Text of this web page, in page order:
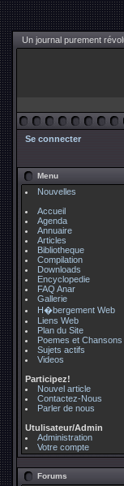
Un journal purement
Se connecter
Menu
Nouvelles
Accueil
Agenda
Annuaire
Articles
Bibliotheque
Compilation
Downloads
Encyclopedie
FAQ Anar
Gallerie
H�bergement Web
Liens Web
Plan du Site
Poemes et Chansons
Sujets actifs
Videos
Participez!
Nouvel article
Contactez-Nous
Parler de nous
Utulisateur/Admin
Administration
Votre compte
Forums